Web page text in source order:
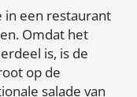
in een restaurant
Omdat het
is, is de
op de
salade van